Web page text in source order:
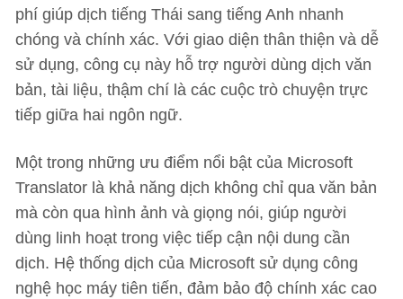
phí giúp dịch tiếng Thái sang tiếng Anh nhanh
chóng và chính xác. Với giao diện thân thiện và dễ
sử dụng, công cụ này hỗ trợ người dùng dịch văn
bản, tài liệu, thậm chí là các cuộc trò chuyện trực
tiếp giữa hai ngôn ngữ.
Một trong những ưu điểm nổi bật của Microsoft
Translator là khả năng dịch không chỉ qua văn bản
mà còn qua hình ảnh và giọng nói, giúp người
dùng linh hoạt trong việc tiếp cận nội dung cần
dịch. Hệ thống dịch của Microsoft sử dụng công
nghệ học máy tiên tiến, đảm bảo độ chính xác cao